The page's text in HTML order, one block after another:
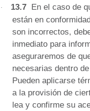
· 13.7 En el caso de
están en
son incorrectos,
inmediato para
aseguraremos de
necesarias dentro
Pueden aplicarse
a la provisión de
lea y confirme su